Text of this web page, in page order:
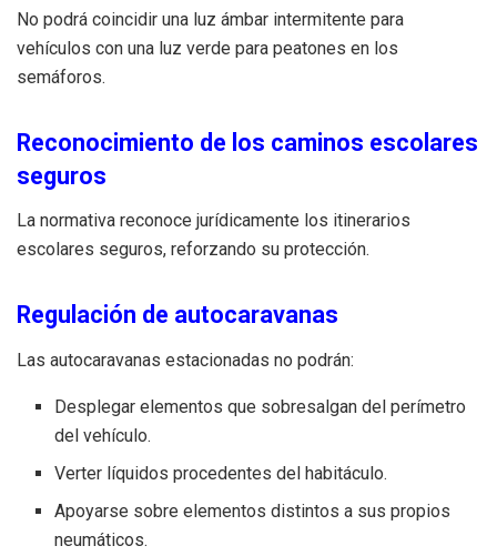
No podrá coincidir una luz ámbar intermitente para
vehículos con una luz verde para peatones en los
semáforos.
Reconocimiento de los caminos escolares
seguros
La normativa reconoce jurídicamente los itinerarios
escolares seguros, reforzando su protección.
Regulación de autocaravanas
Las autocaravanas estacionadas no podrán:
Desplegar elementos que sobresalgan del perímetro
del vehículo.
Verter líquidos procedentes del habitáculo.
Apoyarse sobre elementos distintos a sus propios
neumáticos.